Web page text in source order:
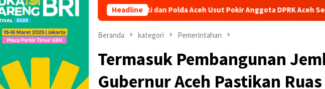
Headline
Kejati dan Polda Aceh Usut Pokir Anggota DPRK Aceh Selatan,
Beranda kategori Pemerintahan
Termasuk Pembangunan
Gubernur Aceh Pastikan